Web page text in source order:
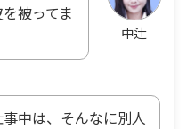
中辻
被ってま
中は、そんなに別人